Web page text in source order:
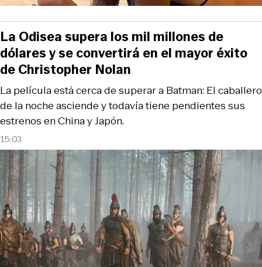
15:03
La película está cerca de superar a Batman: El caballero
de la noche asciende y todavía tiene pendientes sus
estrenos en China y Japón.
La Odisea supera los mil millones de
dólares y se convertirá en el mayor éxito
de Christopher Nolan